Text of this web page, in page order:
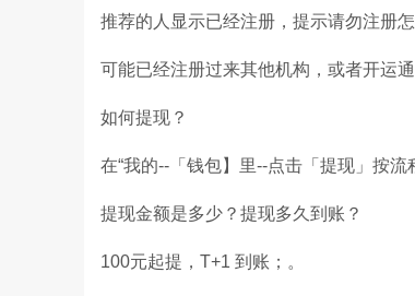
推荐的人显示已经注册，提示请勿注册
可能已经注册过来其他机构，或者开运
如何提现？
在“我的--「钱包】里--点击「提现」按流
提现金额是多少？提现多久到账？
100元起提，T+1 到账；。